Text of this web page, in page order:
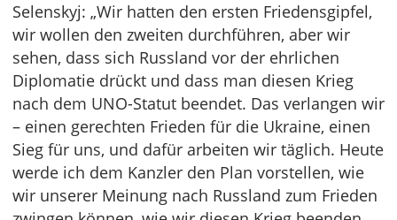
Selenskyj: „Wir hatten den ersten Friedensgipfel,
wir wollen den zweiten durchführen, aber wir
sehen, dass sich Russland vor der ehrlichen
Diplomatie drückt und dass man diesen Krieg
nach dem UNO-Statut beendet. Das verlangen wir
– einen gerechten Frieden für die Ukraine, einen
Sieg für uns, und dafür arbeiten wir täglich. Heute
werde ich dem Kanzler den Plan vorstellen, wie
wir unserer Meinung nach Russland zum Frieden